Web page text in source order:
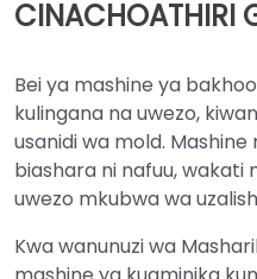
CINACHOATHIRI
Bei ya mashine ya
kulingana na uwezo,
usanidi wa mold.
biashara ni nafuu, wakati
uwezo mkubwa wa
Kwa wanunuzi wa